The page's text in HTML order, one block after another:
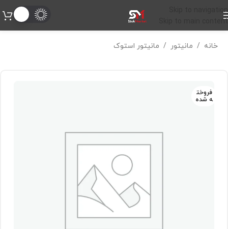
Skip to navigation
Skip to main content
خانه / مانیتور / مانیتور استوک
فروخت
ه شده